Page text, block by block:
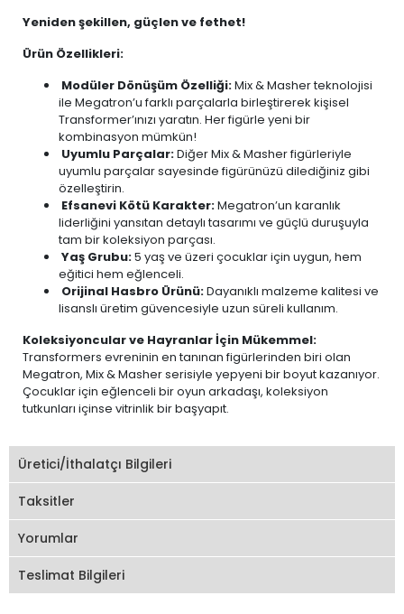
Yeniden şekillen, güçlen ve fethet!
Ürün Özellikleri:
Modüler Dönüşüm Özelliği:Mix & Masher teknolojisi
ile Megatron’u farklı parçalarla birleştirerek kişisel
Transformer’ınızı yaratın. Her figürle yeni bir
kombinasyon mümkün!
Uyumlu Parçalar:Diğer Mix & Masher figürleriyle
uyumlu parçalar sayesinde figürünüzü dilediğiniz gibi
özelleştirin.
Efsanevi Kötü Karakter:Megatron’un karanlık
liderliğini yansıtan detaylı tasarımı ve güçlü duruşuyla
tam bir koleksiyon parçası.
Yaş Grubu:5 yaş ve üzeri çocuklar için uygun, hem
eğitici hem eğlenceli.
Orijinal Hasbro Ürünü:Dayanıklı malzeme kalitesi ve
lisanslı üretim güvencesiyle uzun süreli kullanım.
Koleksiyoncular ve Hayranlar İçin Mükemmel:
Transformers evreninin en tanınan figürlerinden biri olan
Megatron, Mix & Masher serisiyle yepyeni bir boyut kazanıyor.
Çocuklar için eğlenceli bir oyun arkadaşı, koleksiyon
tutkunları içinse vitrinlik bir başyapıt.
Üretici/İthalatçı Bilgileri
Taksitler
Yorumlar
Teslimat Bilgileri